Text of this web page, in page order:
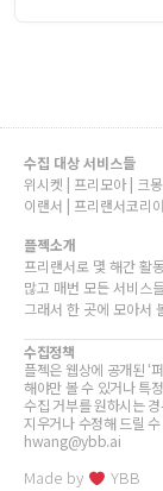
수집 대상 서비스들
위시켓 | 프리모아 | 크
이랜서 | 프리랜서코리
플젝소개
프리랜서로 몇 해간 활
많고 매번 모든 서비스
그래서 한 곳에 모아서
수집정책
플젝은 웹상에 공개된 ‘
해야만 볼 수 있거나 특
수집 거부를 원하시는
지우거나 수정해 드릴
hwang@ybb.ai
Made by YBB